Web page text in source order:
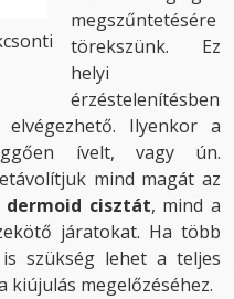
megszűntetésére
törekszünk. Ez
helyi
érzéstelenítésben
Ilyenkor a
ívelt, vagy ún.
mind magát az
dermoid cisztát, mind a
járatokat. Ha több
szükség lehet a teljes
megelőzéséhez.